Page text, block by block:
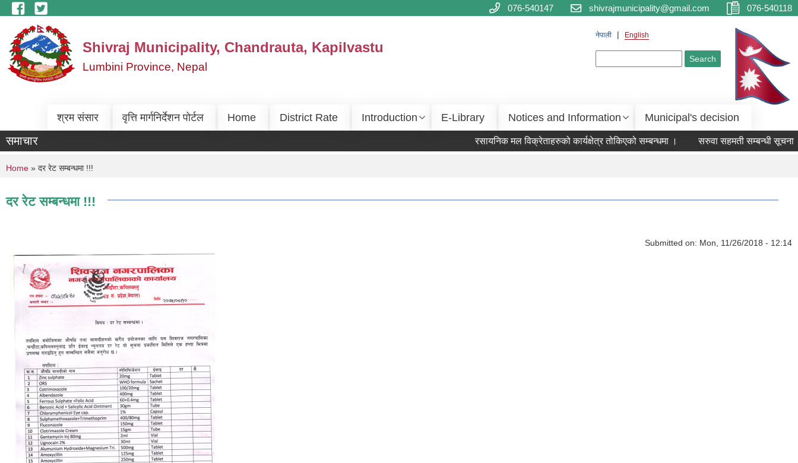
Skip to main content 076-540147 shivrajmunicipality@gmail.com 076-540118
Shivraj Municipality, Chandrauta, Kapilvastu
Lumbini Province, Nepal
नेपाली English
श्रम संसार वृत्ति मार्गनिर्देशन पोर्टल Home District Rate Introduction E-Library Notices and Information Municipal's decision
समाचार रसायनिक मल विक्रेताहरुको कार्यक्षेत्र तोकिएको सम्बन्धमा । सरुवा सहमती सम्बन्धी सूचना ।
You are here
Home » दर रेट सम्बन्धमा !!!
दर रेट सम्बन्धमा !!!
Submitted on: Mon, 11/26/2018 - 12:14